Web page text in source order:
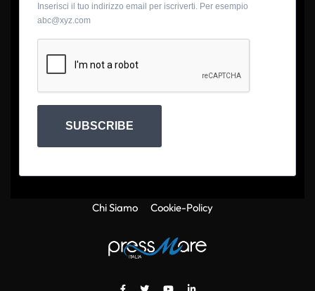
Inserisci il tuo indirizzo email per iscriverti. Per esempio
abc@xyz.com
SUBSCRIBE
Chi Siamo Cookie-Policy